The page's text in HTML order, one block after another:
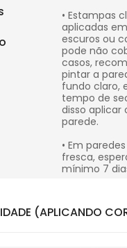
• Estampas
aplicadas
escuros ou
pode não
casos,
pintar a
fundo claro,
tempo de
disso aplicar
parede.
• Em
fresca,
mínimo 7
(APLICANDO